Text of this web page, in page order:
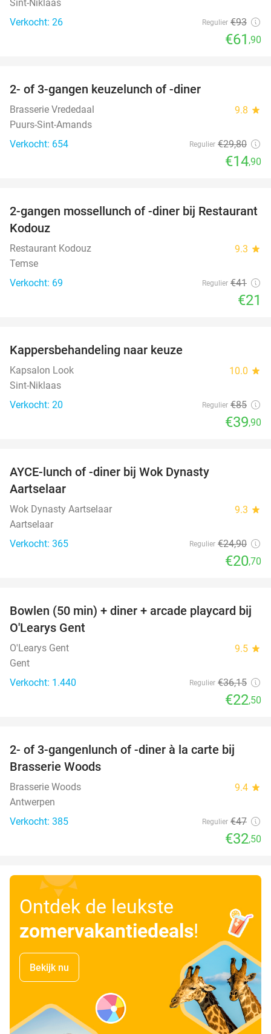
Sint-Niklaas
Verkocht: 26
Regulier €93
€61 ,90
2- of 3-gangen keuzelunch of -diner
Brasserie Vrededaal 9.8 star
Puurs-Sint-Amands
Verkocht: 654
Regulier €29,80
€14,90
49%
2-gangen mossellunch of -diner bij Restaurant
Kodouz
Restaurant Kodouz 9.3 star
Temse
Verkocht: 69
Regulier €41
€21
Kappersbehandeling naar keuze
Kapsalon Look 10.0 star
Sint-Niklaas
Verkocht: 20
Regulier €85
€39,90
AYCE-lunch of -diner bij Wok Dynasty
Aartselaar
Wok Dynasty Aartselaar 9.3 star
Aartselaar
Verkocht: 365
Regulier €24,90
€20,70
38%
Bowlen (50 min) + diner + arcade playcard bij
O'Learys Gent
O'Learys Gent 9.5 star
Gent
Verkocht: 1.440
Regulier €36,15
€22,50
31%
2- of 3-gangenlunch of -diner à la carte bij
Brasserie Woods
Brasserie Woods 9.4 star
Antwerpen
Verkocht: 385
Regulier €47
€32,50
Ontdek de leukste
zomervakantiedeals!
Bekijk nu